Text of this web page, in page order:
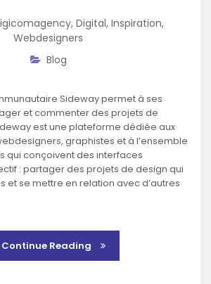
, Digital, Inspiration,
Webdesigners
Blog
Sideway permet à ses
et commenter des projets de
est une plateforme dédiée aux
graphistes et à l’ensemble
qui conçoivent des interfaces
: partager des projets de design qui
et se mettre en relation avec d’autres
Continue Reading